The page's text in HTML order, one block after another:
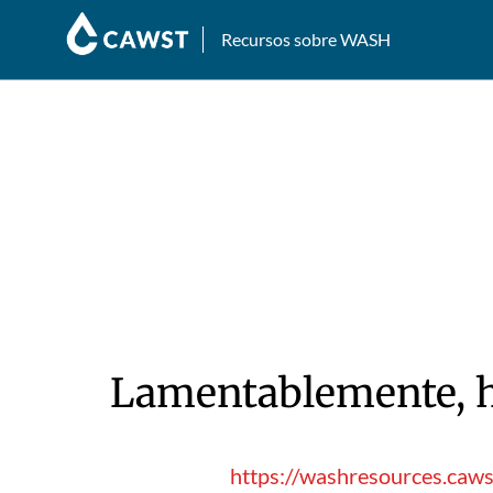
Recursos sobre WASH
Lamentablemente,
https://